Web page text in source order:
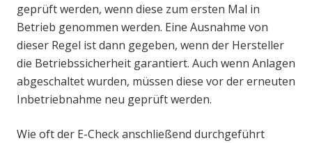
geprüft werden, wenn diese zum ersten Mal in
Betrieb genommen werden. Eine Ausnahme von
dieser Regel ist dann gegeben, wenn der Hersteller
die Betriebssicherheit garantiert. Auch wenn Anlagen
abgeschaltet wurden, müssen diese vor der erneuten
Inbetriebnahme neu geprüft werden.
Wie oft der E-Check anschließend durchgeführt